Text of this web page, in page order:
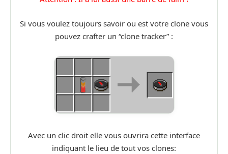
Si vous voulez toujours savoir ou est votre clone vous
pouvez crafter un “clone tracker” :
Avec un clic droit elle vous ouvrira cette interface
indiquant le lieu de tout vos clones: